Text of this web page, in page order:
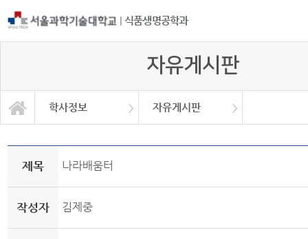
| 식품생명공학과
자유게시판
학사정보 자유게시판
학과소개
교과과정
학사정보
대학원
정보광장
커뮤니티
학사일정
공지사항
자유게시판
취업정보
Q&A
제목 나라배움터
작성자 김제중